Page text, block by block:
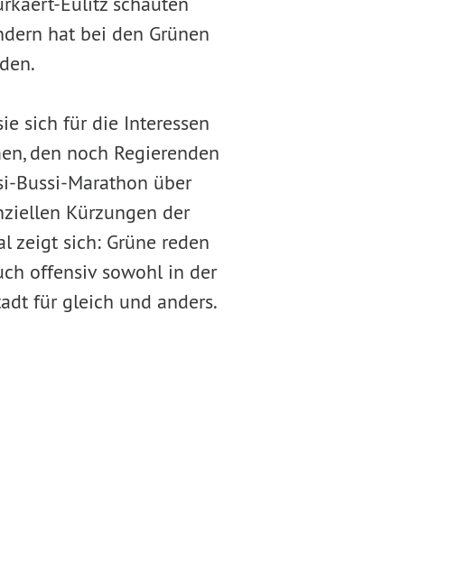
hat bei den Grünen
sich für die Interessen
den noch Regierenden
Bussi-Marathon über
Kürzungen der
zeigt sich: Grüne reden
offensiv sowohl in der
für gleich und anders.